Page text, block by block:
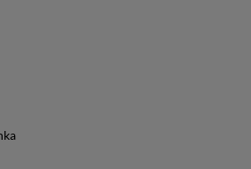
w celach zapewnienia maksymalnej
użytkowników (w tym Kupujących)
na stronie, zbieranie
przez inne portale, w tym
oznacza, że będą one
końcowym każdego